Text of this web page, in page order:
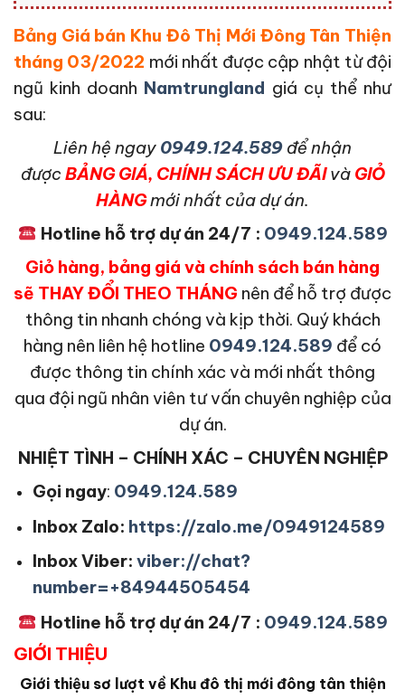
Bảng Giá bán Khu Đô Thị Mới Đông Tân Thiện
tháng 03/2022 mới nhất được cập nhật từ đội
ngũ kinh doanh Namtrungland giá cụ thể như
sau:
Liên hệ ngay 0949.124.589 để nhận
được BẢNG GIÁ, CHÍNH SÁCH ƯU ĐÃIvà GIỎ
HÀNGmới nhất của dự án.
Hotline hỗ trợ dự án 24/7 : 0949.124.589
Giỏ hàng, bảng giá và chính sách bán hàng
sẽ THAY ĐỔI THEO THÁNG nên để hỗ trợ được
thông tin nhanh chóng và kịp thời. Quý khách
hàng nên liên hệ hotline 0949.124.589 để có
được thông tin chính xác và mới nhất thông
qua đội ngũ nhân viên tư vấn chuyên nghiệp của
dự án.
NHIỆT TÌNH – CHÍNH XÁC – CHUYÊN NGHIỆP
Gọi ngay: 0949.124.589
Inbox Zalo: https://zalo.me/0949124589
Inbox Viber: viber://chat?
number=+84944505454
Hotline hỗ trợ dự án 24/7 : 0949.124.589
GIỚI THIỆU
Giới thiệu sơ lượt về Khu đô thị mới đông tân thiện